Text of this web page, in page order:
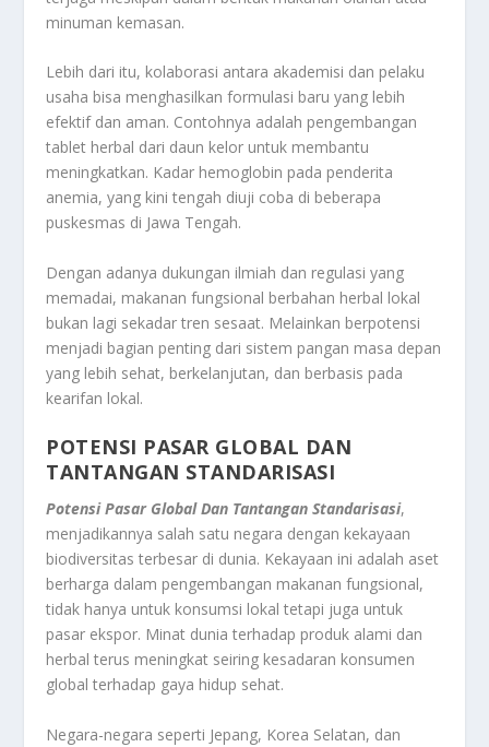
minuman kemasan.
Lebih dari itu, kolaborasi antara akademisi dan pelaku
usaha bisa menghasilkan formulasi baru yang lebih
efektif dan aman. Contohnya adalah pengembangan
tablet herbal dari daun kelor untuk membantu
meningkatkan. Kadar hemoglobin pada penderita
anemia, yang kini tengah diuji coba di beberapa
puskesmas di Jawa Tengah.
Dengan adanya dukungan ilmiah dan regulasi yang
memadai, makanan fungsional berbahan herbal lokal
bukan lagi sekadar tren sesaat. Melainkan berpotensi
menjadi bagian penting dari sistem pangan masa depan
yang lebih sehat, berkelanjutan, dan berbasis pada
kearifan lokal.
POTENSI PASAR GLOBAL DAN
TANTANGAN STANDARISASI
Potensi Pasar Global Dan Tantangan Standarisasi,
menjadikannya salah satu negara dengan kekayaan
biodiversitas terbesar di dunia. Kekayaan ini adalah aset
berharga dalam pengembangan makanan fungsional,
tidak hanya untuk konsumsi lokal tetapi juga untuk
pasar ekspor. Minat dunia terhadap produk alami dan
herbal terus meningkat seiring kesadaran konsumen
global terhadap gaya hidup sehat.
Negara-negara seperti Jepang, Korea Selatan, dan